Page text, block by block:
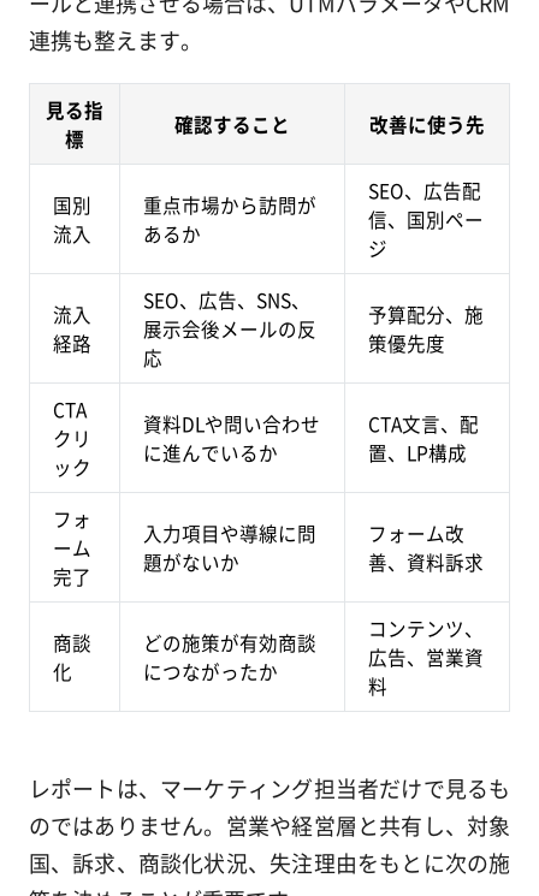
連携も整えます。
見る指
標
確認すること 改善に使う先
国別
流入
重点市場から訪問が
あるか
SEO、広告配
信、国別ペー
ジ
流入
経路
SEO、広告、SNS、
展示会後メールの反
応
予算配分、施
策優先度
CTA
クリ
ック
資料DLや問い合わせ
に進んでいるか
CTA文言、配
置、LP構成
フォ
ーム
完了
入力項目や導線に問
題がないか
フォーム改
善、資料訴求
商談
化
どの施策が有効商談
につながったか
コンテンツ、
広告、営業資
料
レポートは、マーケティング担当者だけで見るも
のではありません。営業や経営層と共有し、対象
国、訴求、商談化状況、失注理由をもとに次の施